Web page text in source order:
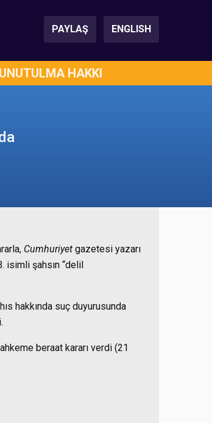
PAYLAŞ ENGLISH
UNUTULMA HAKKI
Cumhuriyet gazetesi yazarı
isimli şahsın “delil
hakkında suç duyurusunda
beraat kararı verdi (21